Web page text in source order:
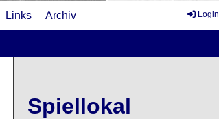
Links Archiv Login
Spiellokal